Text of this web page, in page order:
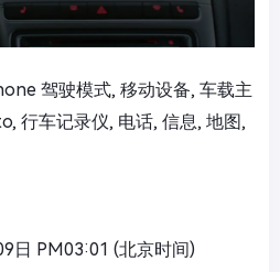
驾驶模式, 移动设备, 车载主
行车记录仪, 电话, 信息, 地图,
日 PM03:01 (北京时间)